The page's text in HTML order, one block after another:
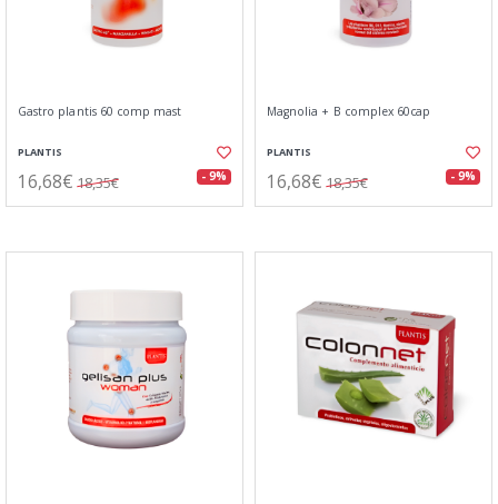
Gastro plantis 60 comp mast
PLANTIS
16,68€ 18,35€ - 9%
Magnolia + B complex 60cap
PLANTIS
16,68€ 18,35€ - 9%